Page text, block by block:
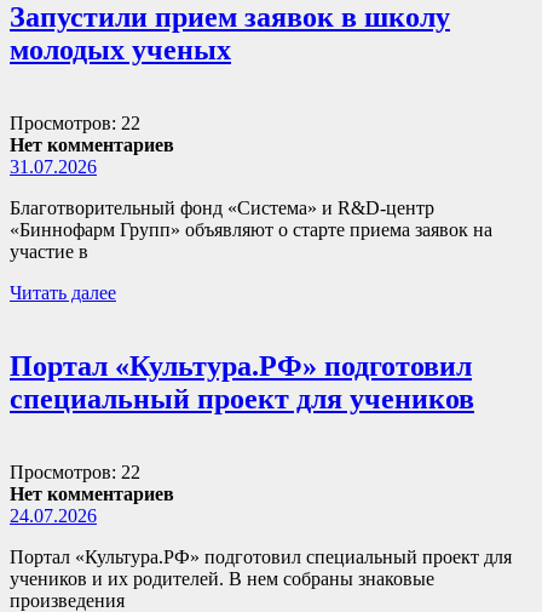
Запустили прием заявок в школу
молодых ученых
Просмотров: 22
Нет комментариев
31.07.2026
Благотворительный фонд «Система» и R&D-центр
«Биннофарм Групп» объявляют о старте приема заявок на
участие в
Читать далее
Портал «Культура.РФ» подготовил
специальный проект для учеников
Просмотров: 22
Нет комментариев
24.07.2026
Портал «Культура.РФ» подготовил специальный проект для
учеников и их родителей. В нем собраны знаковые
произведения